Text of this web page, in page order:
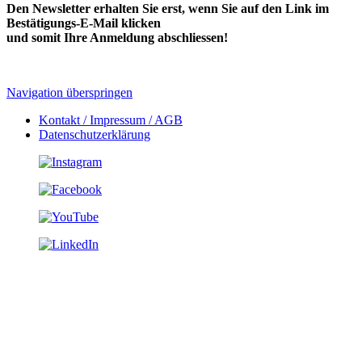
Den Newsletter erhalten Sie erst, wenn Sie auf den Link im
Bestätigungs-E-Mail klicken
und somit Ihre Anmeldung abschliessen!
Navigation überspringen
Kontakt / Impressum / AGB
Datenschutzerklärung